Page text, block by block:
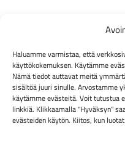
Haluamme varmistaa, että
käyttökokemuksen. Käytämme
Nämä tiedot auttavat meitä
sisältöä juuri sinulle. Arvostamme
käytämme evästeitä. Voit tutustua
linkkiä. Klikkaamalla "Hyväksyn"
evästeiden käytön. Kiitos, kun